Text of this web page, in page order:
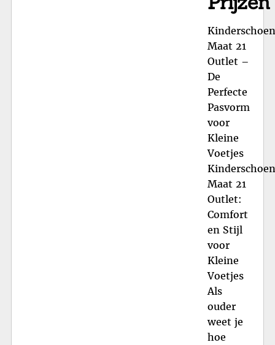
Maat 21
Outlet –
De
Perfecte
Pasvorm
voor
Kleine
Voetjes
Maat 21
Outlet:
Comfort
en Stijl
voor
Kleine
Voetjes
Als
ouder
weet je
hoe